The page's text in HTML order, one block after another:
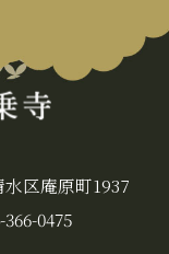
区庵原町1937
0475